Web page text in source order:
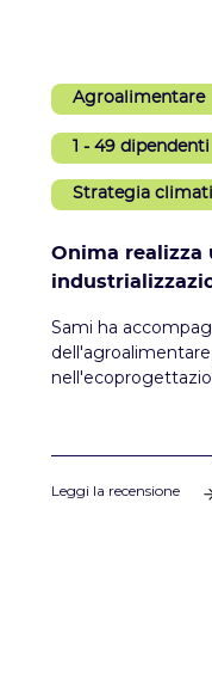
Agroalimentare
1 - 49 dipendenti
Strategia
Onima realizza
Sami ha
ambientale prima
Leggi la recensione